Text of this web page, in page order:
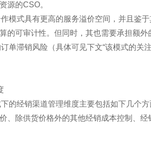
源的CSO。
模式具有更高的服务溢价空间，并且鉴
的可审计性。但同时，其也需要承担额
单滞销风险（具体可见下文“该模式的关注
的经销渠道管理维度主要包括如下几个
、除供货价格外的其他经销成本控制、经